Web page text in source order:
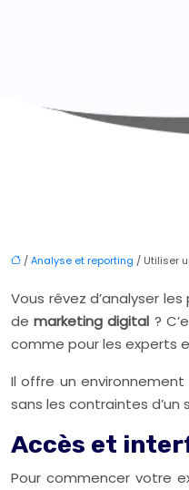
/Analyse et reporting / Utiliser
Vous rêvez d’analyser
demarketing digital ?
comme pour les experts
Il offre un
sans les contraintes
Accès et
Pour commencer votre